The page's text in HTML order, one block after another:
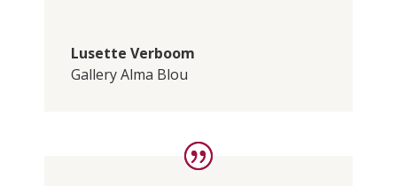
Lusette Verboom
Gallery Alma Blou